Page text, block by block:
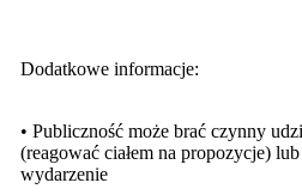
Dodatkowe informacje:
• Publiczność może brać czynny
(reagować ciałem na propozycje)
wydarzenie